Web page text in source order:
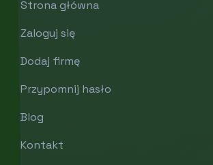
Strona główna
Zaloguj się
Dodaj firmę
Przypomnij hasło
Blog
Kontakt